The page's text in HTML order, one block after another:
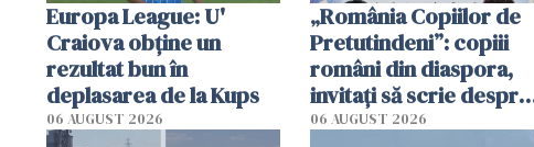
Europa League: U'
Craiova obține un
rezultat bun în
deplasarea de la Kups
06 AUGUST 2026
„România Copiilor de
Pretutindeni”: copiii
români din diaspora,
invitați să scrie despre
România într-un volum
06 AUGUST 2026